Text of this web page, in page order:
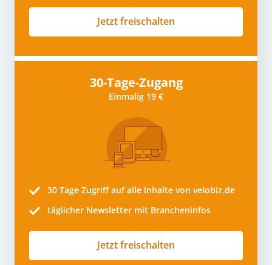
Jetzt freischalten
30-Tage-Zugang
Einmalig 19 €
30 Tage Zugriff auf alle Inhalte von velobiz.de
täglicher Newsletter mit Brancheninfos
Jetzt freischalten